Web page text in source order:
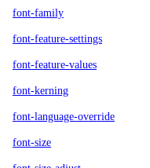
font-family
font-feature-settings
font-feature-values
font-kerning
font-language-override
font-size